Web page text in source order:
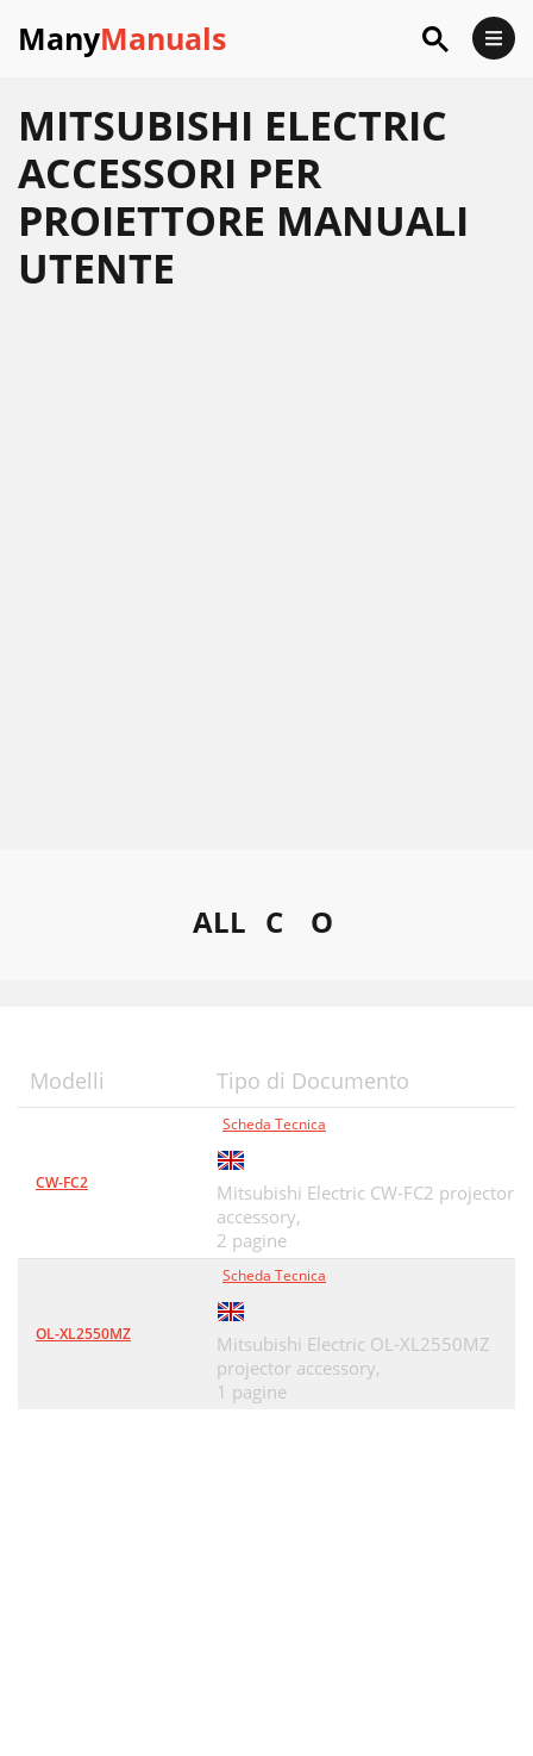
ManyManuals
MITSUBISHI ELECTRIC
ACCESSORI PER
PROIETTORE MANUALI
UTENTE
ALL C O
Modelli Tipo di Documento
CW-FC2
Scheda Tecnica
Mitsubishi Electric CW-FC2 projector
accessory,
2 pagine
OL-XL2550MZ
Scheda Tecnica
Mitsubishi Electric OL-XL2550MZ
projector accessory,
1 pagine